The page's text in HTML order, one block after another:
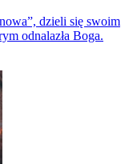
dzieli się swoim
odnalazła Boga.